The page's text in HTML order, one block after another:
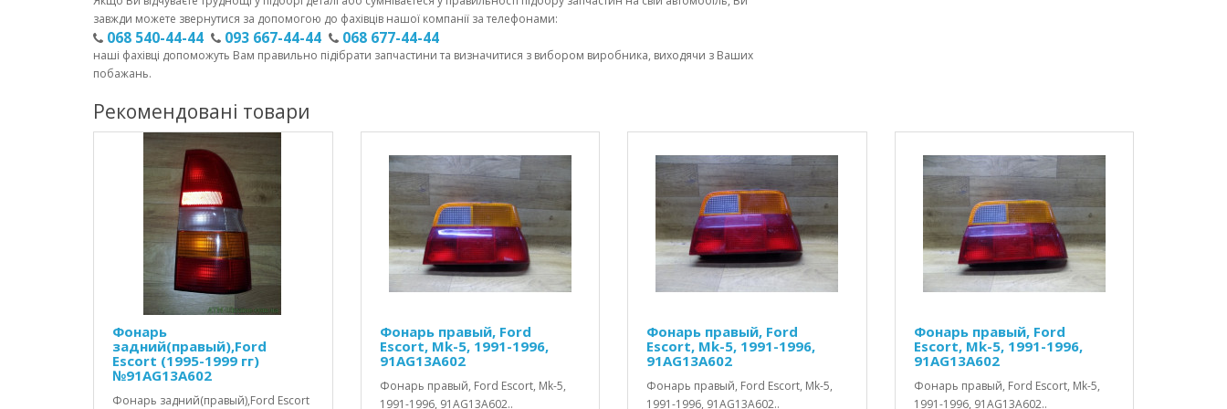
завжди можете звернутися за допомогою до фахівців нашої компанії за телефонами:
068 540-44-44 093 667-44-44 068 677-44-44
наші фахівці допоможуть Вам правильно підібрати запчастини та визначитися з вибором виробника, виходячи з Ваших
побажань.
Рекомендовані товари
Фонарь
задний(правый),Ford
Escort (1995-1999 гг)
№91AG13A602
Фонарь задний(правый),Ford Escort
Фонарь правый, Ford
Escort, Mk-5, 1991-1996,
91AG13A602
Фонарь правый, Ford Escort, Mk-5,
1991-1996, 91AG13A602..
Фонарь правый, Ford
Escort, Mk-5, 1991-1996,
91AG13A602
Фонарь правый, Ford Escort, Mk-5,
1991-1996, 91AG13A602..
Фонарь правый, Ford
Escort, Mk-5, 1991-1996,
91AG13A602
Фонарь правый, Ford Escort, Mk-5,
1991-1996, 91AG13A602..